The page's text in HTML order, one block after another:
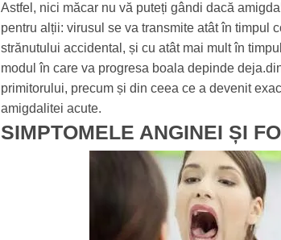
Astfel, nici măcar nu vă puteți gândi dacă
pentru alții: virusul se va transmite atât în ​​timpul
strănutului accidental, și cu atât mai mult în
modul în care va progresa boala depinde
primitorului, precum și din ceea ce a devenit
amigdalitei acute.
SIMPTOMELE ANGINEI ȘI